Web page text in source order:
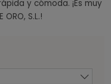
y cómoda. ¡Es muy
S.L.!